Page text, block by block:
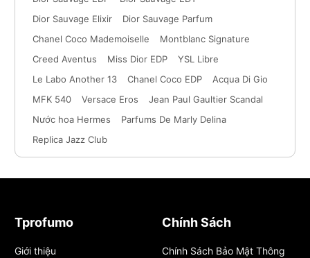
Dior Sauvage Elixir
Dior Sauvage Parfum
Chanel Coco Mademoiselle
Montblanc Signature
Creed Aventus
Miss Dior EDP
YSL Libre
Le Labo Another 13
Chanel Coco EDP
Acqua Di Gio
MFK 540
Versace Eros
Jean Paul Gaultier Scandal
Nước hoa Hermes
Parfums De Marly Delina
Replica Jazz Club
Tprofumo
Giới thiệu
Chính Sách
Chính Sách Bảo Mật Thông